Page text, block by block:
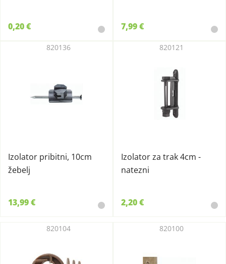
0,20 € 7,99 €
Izolator pribitni, 10cm
žebelj
820136
13,99 €
Izolator za trak 4cm -
natezni
820121
2,20 €
820104 820100